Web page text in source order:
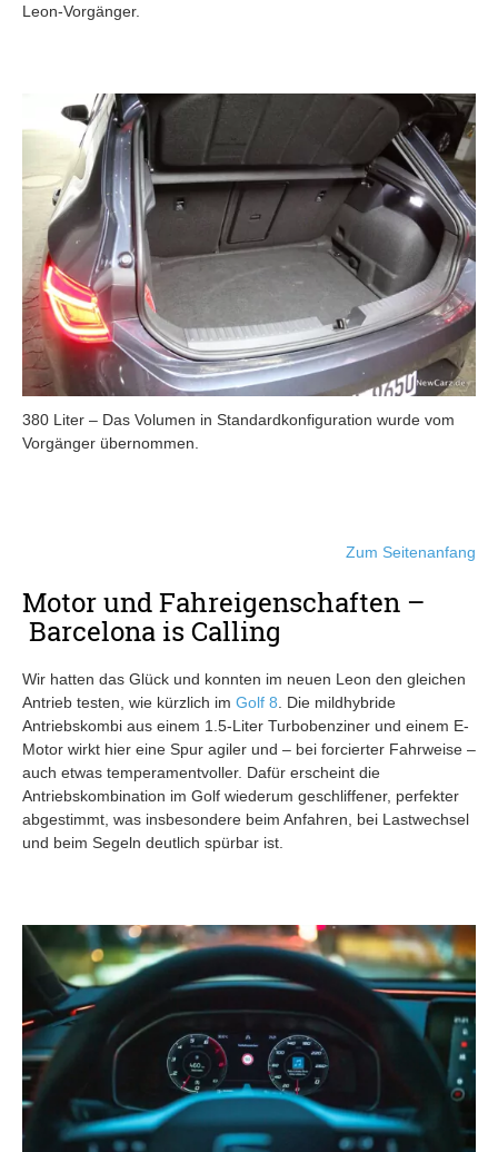
Leon-Vorgänger.
380 Liter – Das Volumen in Standardkonfiguration wurde vom
Vorgänger übernommen.
Zum Seitenanfang
Motor und Fahreigenschaften –
Barcelona is Calling
Wir hatten das Glück und konnten im neuen Leon den gleichen
Antrieb testen, wie kürzlich im Golf 8 . Die mildhybride
Antriebskombi aus einem 1.5-Liter Turbobenziner und einem E-
Motor wirkt hier eine Spur agiler und – bei forcierter Fahrweise –
auch etwas temperamentvoller. Dafür erscheint die
Antriebskombination im Golf wiederum geschliffener, perfekter
abgestimmt, was insbesondere beim Anfahren, bei Lastwechsel
und beim Segeln deutlich spürbar ist.